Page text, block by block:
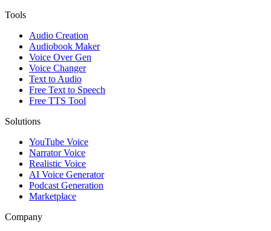
Tools
Audio Creation
Audiobook Maker
Voice Over Gen
Voice Changer
Text to Audio
Free Text to Speech
Free TTS Tool
Solutions
YouTube Voice
Narrator Voice
Realistic Voice
AI Voice Generator
Podcast Generation
Marketplace
Company